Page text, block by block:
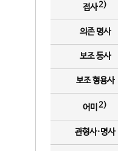
접사2)
의존 명사
보조 동사
보조 형용사
어미 2)
관형사·명사